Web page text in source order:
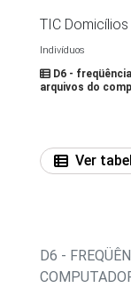
TIC
Indivíduos
D6 -
arquivos do
Ver
D6 -